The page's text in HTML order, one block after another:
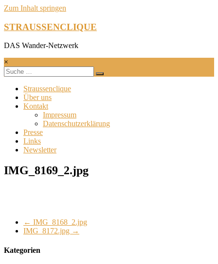
Zum Inhalt springen
STRAUSSENCLIQUE
DAS Wander-Netzwerk
×
Straussenclique
Über uns
Kontakt
Impressum
Datenschutzerklärung
Presse
Links
Newsletter
IMG_8169_2.jpg
← IMG_8168_2.jpg
IMG_8172.jpg →
Kategorien